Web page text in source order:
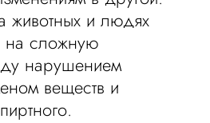
животных и людях
на сложную
нарушением
веществ и